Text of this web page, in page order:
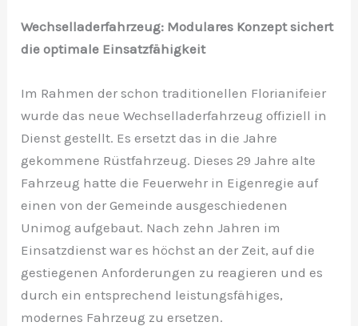
Wechselladerfahrzeug: Modulares Konzept sichert
die optimale Einsatzfähigkeit
Im Rahmen der schon traditionellen Florianifeier
wurde das neue Wechselladerfahrzeug offiziell in
Dienst gestellt. Es ersetzt das in die Jahre
gekommene Rüstfahrzeug. Dieses 29 Jahre alte
Fahrzeug hatte die Feuerwehr in Eigenregie auf
einen von der Gemeinde ausgeschiedenen
Unimog aufgebaut. Nach zehn Jahren im
Einsatzdienst war es höchst an der Zeit, auf die
gestiegenen Anforderungen zu reagieren und es
durch ein entsprechend leistungsfähiges,
modernes Fahrzeug zu ersetzen.